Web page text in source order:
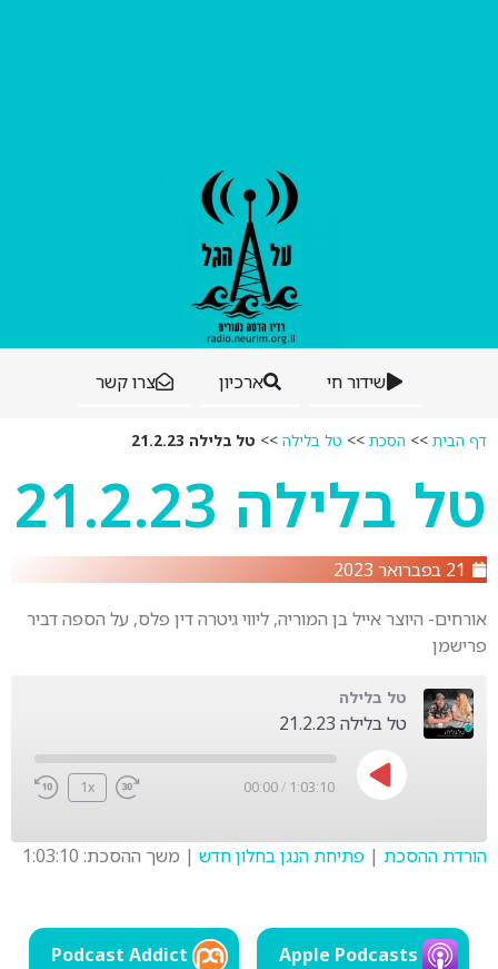
שידור חי ארכיון צרו קשר
דף הבית >> הסכת >> טל בלילה >> טל בלילה 21.2.23
טל בלילה 21.2.23
21 בפברואר 2023
אורחים- היוצר אייל בן המוריה, ליווי גיטרה דין פלס, על הספה דביר
פרישמן
טל בלילה
טל בלילה 21.2.23
1x 00:00/ 1:03:10
LINK
הורדת ההסכת | פתיחת הנגן בחלון חדש | משך ההסכת: 1:03:10
Apple Podcasts
Podcast Addict